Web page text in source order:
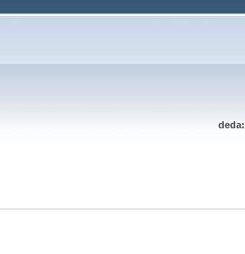
deda: